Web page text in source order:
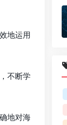
地运用
不断学
地对海